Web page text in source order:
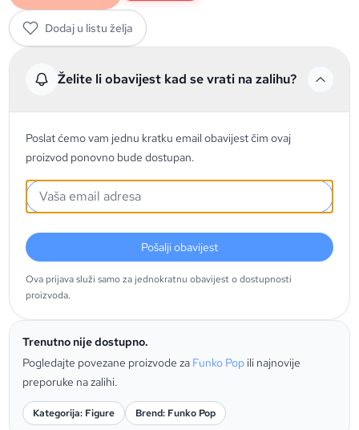
Dodaj u listu želja
Želite li obavijest kad se vrati na zalihu?
Poslat ćemo vam jednu kratku email obavijest čim ovaj
proizvod ponovno bude dostupan.
Pošalji obavijest
Ova prijava služi samo za jednokratnu obavijest o dostupnosti
proizvoda.
Trenutno nije dostupno.
Pogledajte povezane proizvode za Funko Pop ili najnovije
preporuke na zalihi.
Kategorija: Figure Brend: Funko Pop